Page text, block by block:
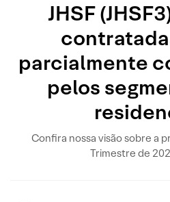
JHSF
parcialmente
pelos
Confira nossa visão sobre a
Trimestre de